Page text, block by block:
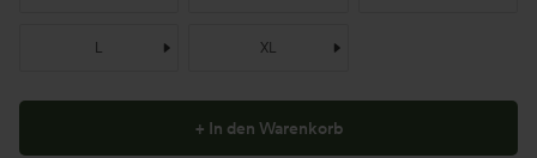
L XL
+ In den Warenkorb